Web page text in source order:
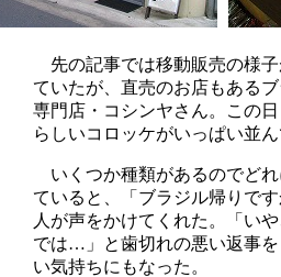
先の記事では移動販売の様
ていたが、直売のお店もある
専門店・コシンヤさん。この
らしいコロッケがいっぱい並
いくつか種類があるのでど
ていると、「ブラジル帰りで
人が声をかけてくれた。「い
では…」と歯切れの悪い返事
い気持ちにもなった。